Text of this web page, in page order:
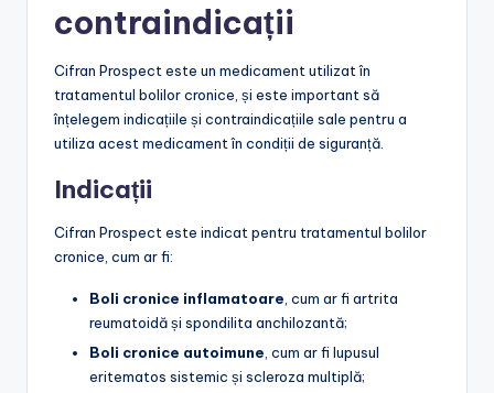
contraindicații
Cifran Prospect este un medicament utilizat în
tratamentul bolilor cronice, și este important să
înțelegem indicațiile și contraindicațiile sale pentru a
utiliza acest medicament în condiții de siguranță.
Indicații
Cifran Prospect este indicat pentru tratamentul bolilor
cronice, cum ar fi:
Boli cronice inflamatoare , cum ar fi artrita
reumatoidă și spondilita anchilozantă;
Boli cronice autoimune , cum ar fi lupusul
eritematos sistemic și scleroza multiplă;